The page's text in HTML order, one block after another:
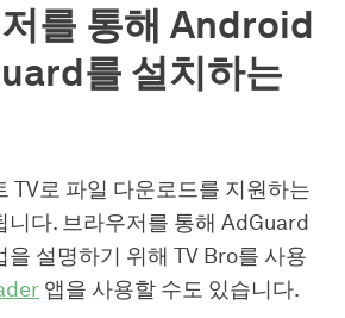
를 통해 Android
를 설치하는
TV로 파일 다운로드를 지원하는
니다. 브라우저를 통해 AdGuard
을 설명하기 위해 TV Bro를 사용
앱을 사용할 수도 있습니다.